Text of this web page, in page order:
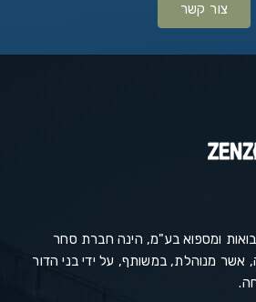
צור קשר
ומספוא בע"מ, הינה חברת סחר
אשר מנוהלת, במשותף, על ידי בני הדור